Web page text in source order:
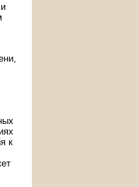
к